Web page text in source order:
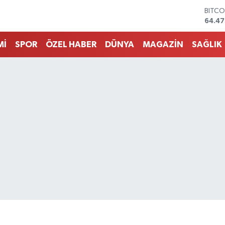
EURO
SPOR ÖZEL HABER DÜNYA MAGAZİN SAĞLIK